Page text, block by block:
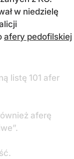
w niedzielę
afery pedofilskiej
listę 101 afer
aferę